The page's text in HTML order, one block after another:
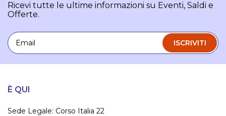
Ricevi tutte le ultime informazioni su Eventi, Saldi e
Offerte.
Email
ISCRIVITI
È QUI
Sede Legale: Corso Italia 22